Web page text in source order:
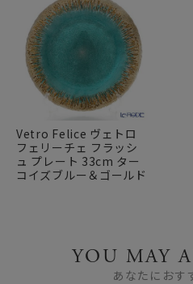
Vetro Felice ヴェトロ
フェリーチェ フラッシ
ュ プレート 33cm ター
コイズブルー＆ゴールド
YOU MAY
あなたにおす